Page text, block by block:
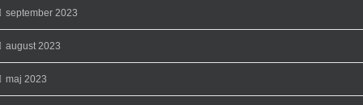
september 2023
august 2023
maj 2023